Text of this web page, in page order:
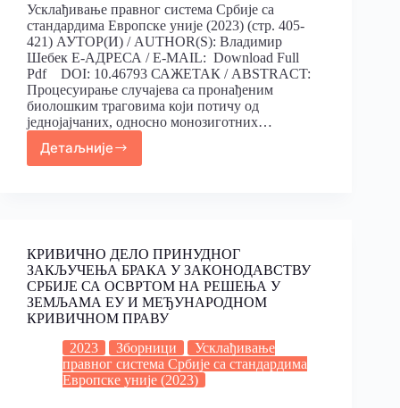
Усклађивање правног система Србије са
стандардима Европске уније (2023) (стр. 405-
421) АУТОР(И) / AUTHOR(S): Владимир
Шебек Е-АДРЕСА / E-MAIL: Download Full
Pdf DOI: 10.46793 САЖЕТАК / ABSTRACT:
Процесуирање случајева са пронађеним
биолошким траговима који потичу од
једнојајчаних, односно монозиготних…
Детаљније
КРИВИЧНО ДЕЛО ПРИНУДНОГ
ЗАКЉУЧЕЊА БРАКА У ЗАКОНОДАВСТВУ
СРБИЈЕ СА ОСВРТОМ НА РЕШЕЊА У
ЗЕМЉАМА ЕУ И МЕЂУНАРОДНОМ
КРИВИЧНОМ ПРАВУ
2023
Зборници
Усклађивање
правног система Србије са стандардима
Европске уније (2023)